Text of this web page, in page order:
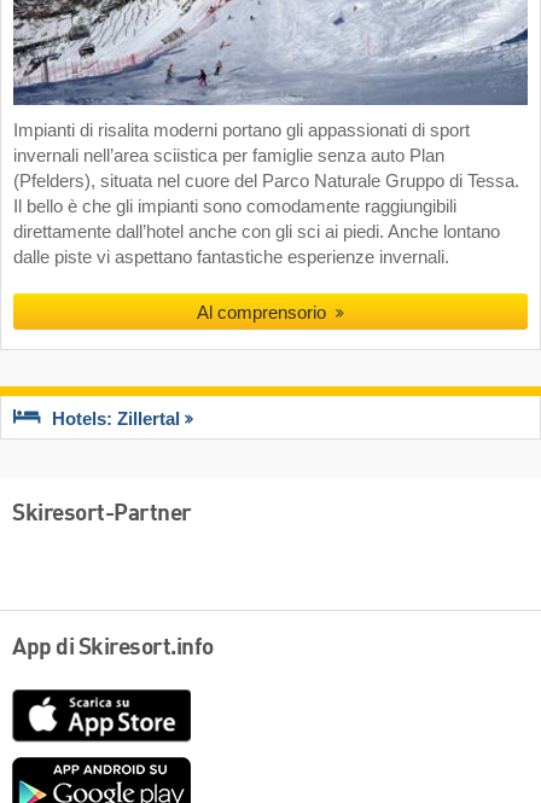
Impianti di risalita moderni portano gli appassionati di sport
invernali nell’area sciistica per famiglie senza auto Plan
(Pfelders), situata nel cuore del Parco Naturale Gruppo di Tessa.
Il bello è che gli impianti sono comodamente raggiungibili
direttamente dall’hotel anche con gli sci ai piedi. Anche lontano
dalle piste vi aspettano fantastiche esperienze invernali.
Al comprensorio
Hotels: Zillertal
Skiresort-Partner
App di Skiresort.info
Google